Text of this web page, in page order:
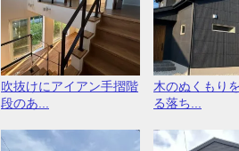
吹抜けにアイアン手摺階
段のあ...
木のぬくもり
る落ち...